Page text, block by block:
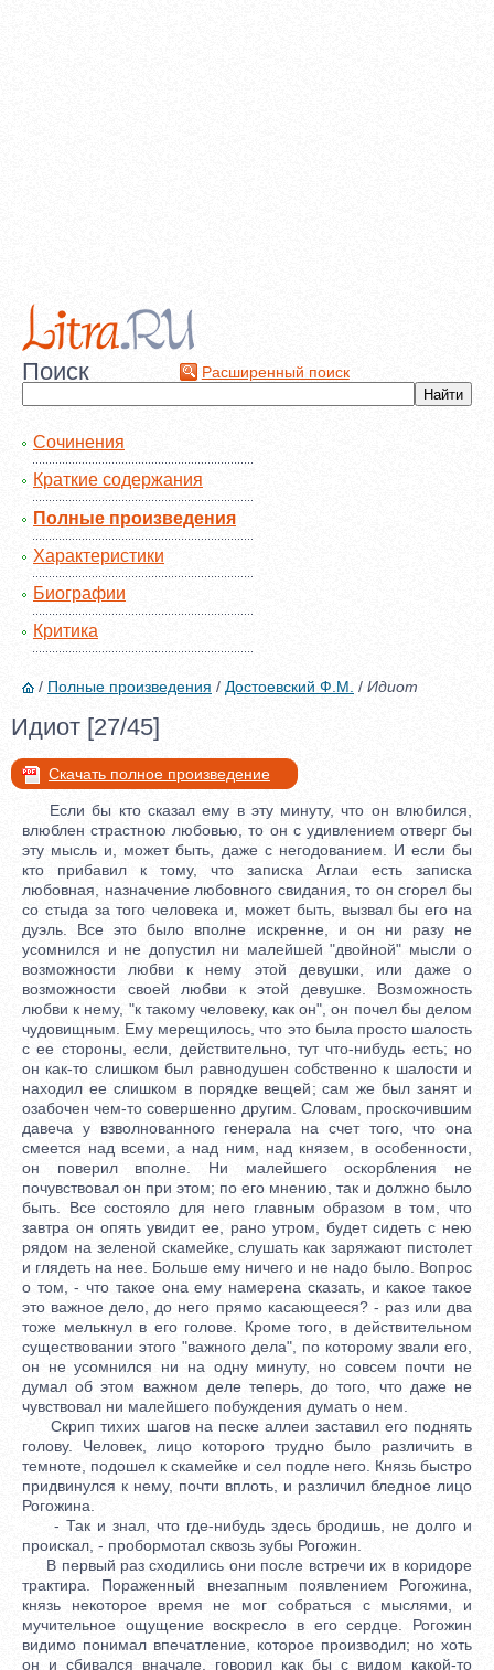
Поиск Расширенный поиск
Сочинения
Краткие содержания
Полные произведения
Характеристики
Биографии
Критика
/ Полные произведения / Достоевский Ф.М. / Идиот
Идиот [27/45]
Скачать полное произведение
Если бы кто сказал ему в эту минуту, что он влюбился,
влюблен страстною любовью, то он с удивлением отверг бы
эту мысль и, может быть, даже с негодованием. И если бы
кто прибавил к тому, что записка Аглаи есть записка
любовная, назначение любовного свидания, то он сгорел бы
со стыда за того человека и, может быть, вызвал бы его на
дуэль. Все это было вполне искренне, и он ни разу не
усомнился и не допустил ни малейшей "двойной" мысли о
возможности любви к нему этой девушки, или даже о
возможности своей любви к этой девушке. Возможность
любви к нему, "к такому человеку, как он", он почел бы делом
чудовищным. Ему мерещилось, что это была просто шалость
с ее стороны, если, действительно, тут что-нибудь есть; но
он как-то слишком был равнодушен собственно к шалости и
находил ее слишком в порядке вещей; сам же был занят и
озабочен чем-то совершенно другим. Словам, проскочившим
давеча у взволнованного генерала на счет того, что она
смеется над всеми, а над ним, над князем, в особенности,
он поверил вполне. Ни малейшего оскорбления не
почувствовал он при этом; по его мнению, так и должно было
быть. Все состояло для него главным образом в том, что
завтра он опять увидит ее, рано утром, будет сидеть с нею
рядом на зеленой скамейке, слушать как заряжают пистолет
и глядеть на нее. Больше ему ничего и не надо было. Вопрос
о том, - что такое она ему намерена сказать, и какое такое
это важное дело, до него прямо касающееся? - раз или два
тоже мелькнул в его голове. Кроме того, в действительном
существовании этого "важного дела", по которому звали его,
он не усомнился ни на одну минуту, но совсем почти не
думал об этом важном деле теперь, до того, что даже не
чувствовал ни малейшего побуждения думать о нем.
Скрип тихих шагов на песке аллеи заставил его поднять
голову. Человек, лицо которого трудно было различить в
темноте, подошел к скамейке и сел подле него. Князь быстро
придвинулся к нему, почти вплоть, и различил бледное лицо
Рогожина.
- Так и знал, что где-нибудь здесь бродишь, не долго и
проискал, - пробормотал сквозь зубы Рогожин.
В первый раз сходились они после встречи их в коридоре
трактира. Пораженный внезапным появлением Рогожина,
князь некоторое время не мог собраться с мыслями, и
мучительное ощущение воскресло в его сердце. Рогожин
видимо понимал впечатление, которое производил; но хоть
он и сбивался вначале, говорил как бы с видом какой-то